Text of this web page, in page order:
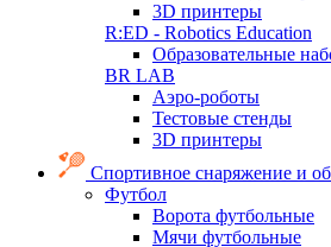
3D принтеры
R:ED - Robotics Education
Образовательные
BR LAB
Аэро-роботы
Тестовые стенды
3D принтеры
Спортивное снаряжение и
Футбол
Ворота футбольные
Мячи футбольные